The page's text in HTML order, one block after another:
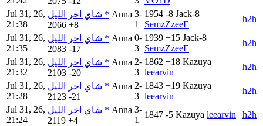
Jul 31, 26,
21:38
شاي اخر الليل * Anna
2066 +8
3-
1
1954 -8 Jack-8
SemzZzeeE
h2h
Jul 31, 26,
21:35
شاي اخر الليل * Anna
2083 -17
0-
3
1939 +15 Jack-8
SemzZzeeE
h2h
Jul 31, 26,
21:32
شاي اخر الليل * Anna
2103 -20
2-
3
1862 +18 Kazuya
leearvin
h2h
Jul 31, 26,
21:28
شاي اخر الليل * Anna
2123 -21
2-
3
1843 +19 Kazuya
leearvin
h2h
Jul 31, 26,
21:24
شاي اخر الليل * Anna
2119 +4
3-
1
1847 -5 Kazuya leearvin
h2h